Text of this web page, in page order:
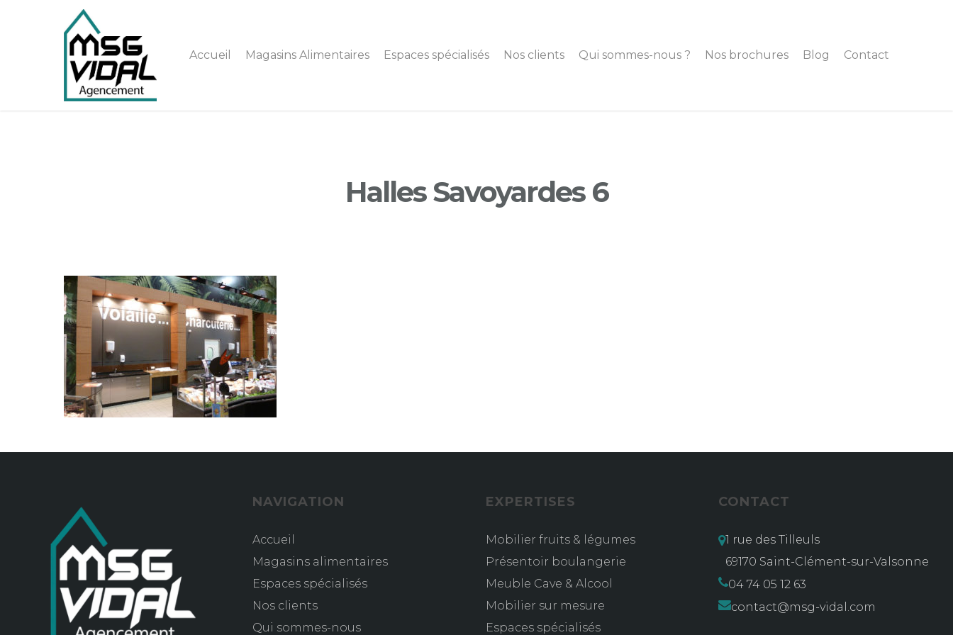
Accueil Magasins Alimentaires Espaces spécialisés Nos clients Qui sommes-nous ? Nos brochures Blog Contact
Halles Savoyardes 6
NAVIGATION
Accueil
Magasins alimentaires
Espaces spécialisés
Nos clients
Qui sommes-nous
EXPERTISES
Mobilier fruits & légumes
Présentoir boulangerie
Meuble Cave & Alcool
Mobilier sur mesure
Espaces spécialisés
CONTACT
1 rue des Tilleuls
69170 Saint-Clément-sur-Valsonne
04 74 05 12 63
contact@msg-vidal.com